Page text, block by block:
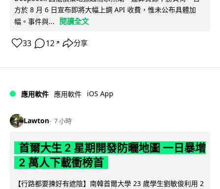
方於 8 月 6 日宣布即將大幅上調 API 收費，惟未公布具體加
幅。事件與...
閱讀全文
33 12 ↗ 分享
應用軟件 應用軟件 iOS App
Lawton 7 小時
首爾大生 2 星期開發防曬地圖 一日暴增
2 萬人下載衝榜首
【行路都要揀好有遮陰】南韓首爾大學 23 歲學生劉敏俊利用 2